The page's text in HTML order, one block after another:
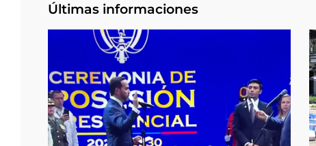
Últimas informaciones